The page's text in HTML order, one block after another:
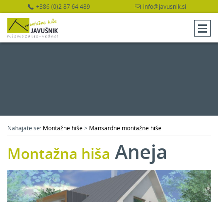
+386 (0)2 87 64 489 info@javusnik.si
Nahajate se: Montažne hiše> Mansardne montažne hiše
Montažna hiša Aneja